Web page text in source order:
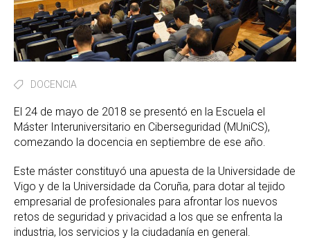
DOCENCIA
El 24 de mayo de 2018 se presentó en la Escuela el
Máster Interuniversitario en Ciberseguridad (MUniCS),
comezando la docencia en septiembre de ese año.
Este máster constituyó una apuesta de la Universidade de
Vigo y de la Universidade da Coruña, para dotar al tejido
empresarial de profesionales para afrontar los nuevos
retos de seguridad y privacidad a los que se enfrenta la
industria, los servicios y la ciudadanía en general.